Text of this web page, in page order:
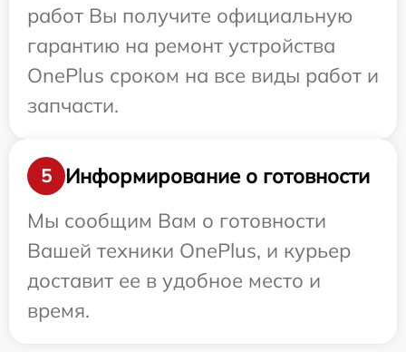
работ Вы получите официальную
гарантию на ремонт устройства
OnePlus сроком на все виды работ и
запчасти.
5
Информирование о готовности
Мы сообщим Вам о готовности
Вашей техники OnePlus, и курьер
доставит ее в удобное место и
время.